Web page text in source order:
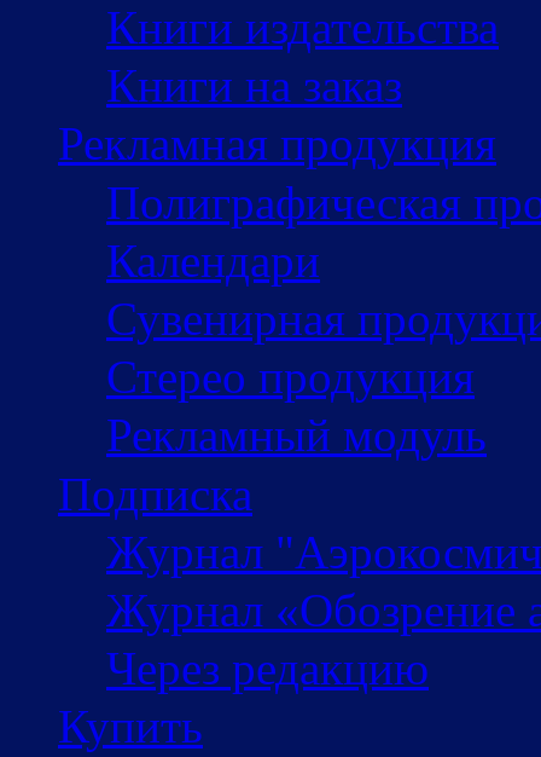
Книги издательства
Книги на заказ
Рекламная продукция
Полиграфическая
Календари
Сувенирная
Стерео продукция
Рекламный модуль
Подписка
Журнал
Журнал «Обозрение
Через редакцию
Купить